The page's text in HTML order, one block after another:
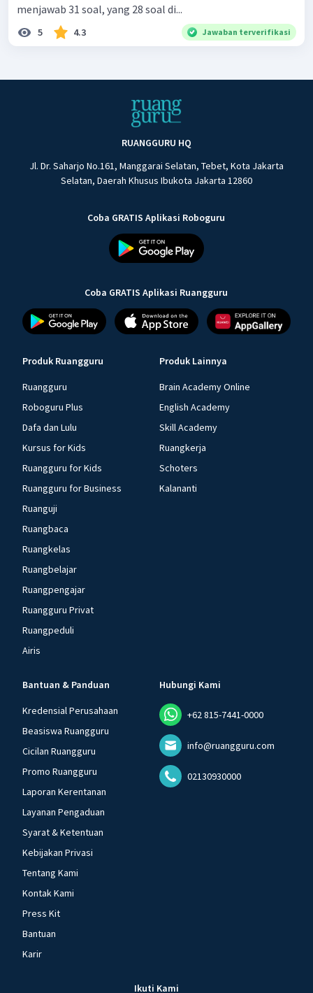
menjawab 31 soal, yang 28 soal di...
5 4.3 Jawaban terverifikasi
RUANGGURU HQ
Jl. Dr. Saharjo No.161, Manggarai Selatan, Tebet, Kota Jakarta
Selatan, Daerah Khusus Ibukota Jakarta 12860
Coba GRATIS Aplikasi Roboguru
Coba GRATIS Aplikasi Ruangguru
Produk Ruangguru
Ruangguru
Roboguru Plus
Dafa dan Lulu
Kursus for Kids
Ruangguru for Kids
Ruangguru for Business
Ruanguji
Ruangbaca
Ruangkelas
Ruangbelajar
Ruangpengajar
Ruangguru Privat
Ruangpeduli
Airis
Produk Lainnya
Brain Academy Online
English Academy
Skill Academy
Ruangkerja
Schoters
Kalananti
Bantuan & Panduan
Kredensial Perusahaan
Beasiswa Ruangguru
Cicilan Ruangguru
Promo Ruangguru
Laporan Kerentanan
Layanan Pengaduan
Syarat & Ketentuan
Kebijakan Privasi
Tentang Kami
Kontak Kami
Press Kit
Bantuan
Karir
Hubungi Kami
+62 815-7441-0000
info@ruangguru.com
02130930000
Ikuti Kami